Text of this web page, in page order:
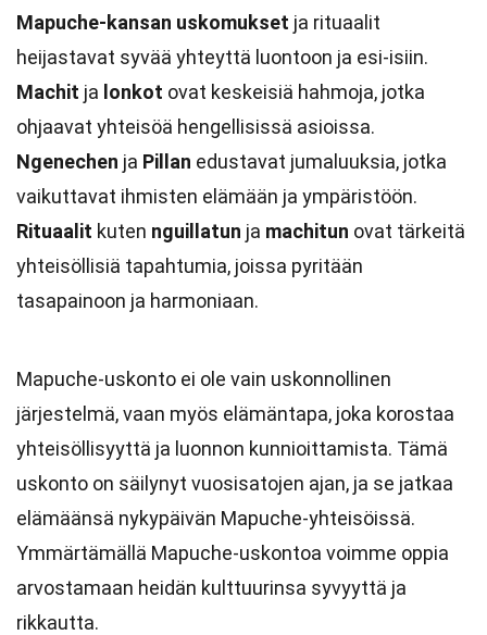
Mapuche-kansan uskomukset ja rituaalit
heijastavat syvää yhteyttä luontoon ja esi-isiin.
Machit ja lonkot ovat keskeisiä hahmoja, jotka
ohjaavat yhteisöä hengellisissä asioissa.
Ngenechen ja Pillan edustavat jumaluuksia, jotka
vaikuttavat ihmisten elämään ja ympäristöön.
Rituaalit kuten nguillatun ja machitun ovat tärkeitä
yhteisöllisiä tapahtumia, joissa pyritään
tasapainoon ja harmoniaan.
Mapuche-uskonto ei ole vain uskonnollinen
järjestelmä, vaan myös elämäntapa, joka korostaa
yhteisöllisyyttä ja luonnon kunnioittamista. Tämä
uskonto on säilynyt vuosisatojen ajan, ja se jatkaa
elämäänsä nykypäivän Mapuche-yhteisöissä.
Ymmärtämällä Mapuche-uskontoa voimme oppia
arvostamaan heidän kulttuurinsa syvyyttä ja
rikkautta.